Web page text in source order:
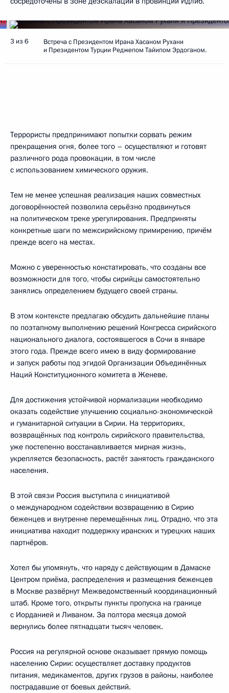
3 из 6
Встреча с Президентом Ирана Хасаном Рухани
и Президентом Турции Реджепом Тайипом Эрдоганом.
Террористы предпринимают попытки сорвать режим
прекращения огня, более того – осуществляют и готовят
различного рода провокации, в том числе
с использованием химического оружия.
Тем не менее успешная реализация наших совместных
договорённостей позволила серьёзно продвинуться
на политическом треке урегулирования. Предприняты
конкретные шаги по межсирийскому примирению, причём
прежде всего на местах.
Можно с уверенностью констатировать, что созданы все
возможности для того, чтобы сирийцы самостоятельно
занялись определением будущего своей страны.
В этом контексте предлагаю обсудить дальнейшие планы
по поэтапному выполнению решений Конгресса сирийского
национального диалога, состоявшегося в Сочи в январе
этого года. Прежде всего имею в виду формирование
и запуск работы под эгидой Организации Объединённых
Наций Конституционного комитета в Женеве.
Для достижения устойчивой нормализации необходимо
оказать содействие улучшению социально-экономической
и гуманитарной ситуации в Сирии. На территориях,
возвращённых под контроль сирийского правительства,
уже постепенно восстанавливается мирная жизнь,
укрепляется безопасность, растёт занятость гражданского
населения.
В этой связи Россия выступила с инициативой
о международном содействии возвращению в Сирию
беженцев и внутренне перемещённых лиц. Отрадно, что эта
инициатива находит поддержку иранских и турецких наших
партнёров.
Хотел бы упомянуть, что наряду с действующим в Дамаске
Центром приёма, распределения и размещения беженцев
в Москве развёрнут Межведомственный координационный
штаб. Кроме того, открыты пункты пропуска на границе
с Иорданией и Ливаном. За полтора месяца домой
вернулись более пятнадцати тысяч человек.
Россия на регулярной основе оказывает прямую помощь
населению Сирии: осуществляет доставку продуктов
питания, медикаментов, других грузов в районы, наиболее
пострадавшие от боевых действий.